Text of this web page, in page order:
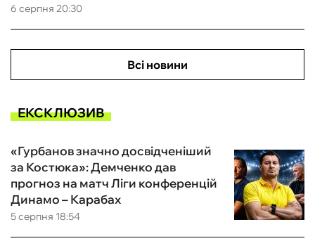
6 серпня 20:30
Всі новини
ЕКСКЛЮЗИВ
5 серпня 18:54
«Гурбанов значно досвідченіший
за Костюка»: Демченко дав
прогноз на матч Ліги конференцій
Динамо – Карабах